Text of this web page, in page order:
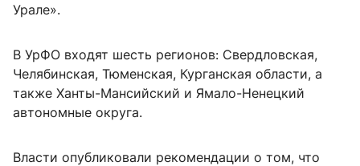
Урале».
В УрФО входят шесть регионов: Свердловская,
Челябинская, Тюменская, Курганская области, а
также Ханты-Мансийский и Ямало-Ненецкий
автономные округа.
Власти опубликовали рекомендации о том, что